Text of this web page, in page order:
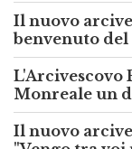
benvenuto
Monreale un
Il nuovo
"Vengo tra voi